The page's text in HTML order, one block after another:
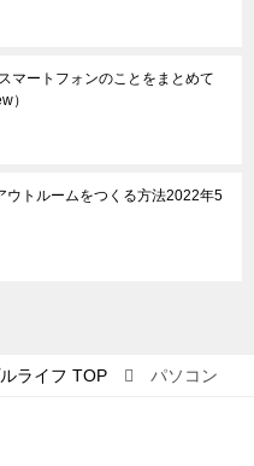
マートフォンのことをまとめて
）
ウトルームをつくる方法2022年5
ライフ TOP パソコン